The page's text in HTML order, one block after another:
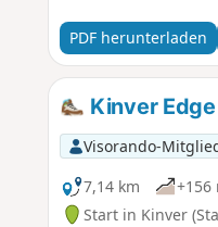
PDF herunterladen
Kinver Edge
Visorando-
7,14 km
+156
Start in Kinver